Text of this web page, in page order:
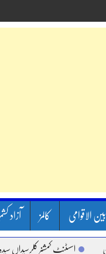
بین الاقوامی کالمز آزاد
اسسٹنٹ کمشنر کلرسیداں سیدہ